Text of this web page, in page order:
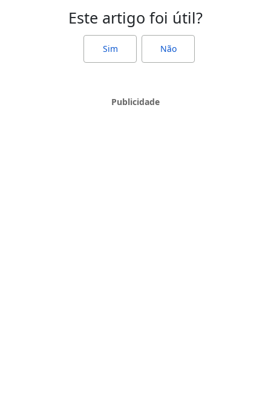
Este artigo foi útil?
Sim Não